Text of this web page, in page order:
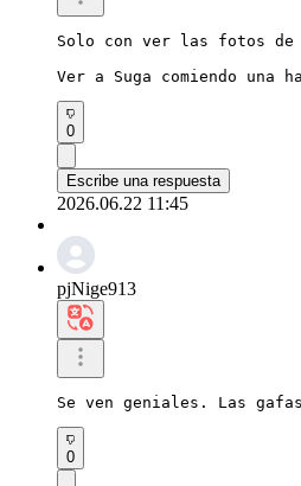
Solo con ver las fotos de
Ver a Suga comiendo una
0
Escribe una respuesta
2026.06.22 11:45
pjNige913
Se ven geniales. Las
0